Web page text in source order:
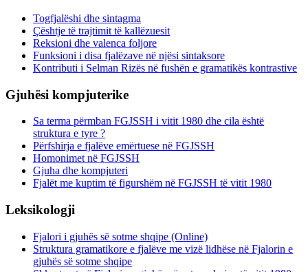
Togfjalëshi dhe sintagma
Çështje të trajtimit të kallëzuesit
Reksioni dhe valenca foljore
Funksioni i disa fjalëzave në njësi sintaksore
Kontributi i Selman Rizës në fushën e gramatikës kontrastive
Gjuhësi kompjuterike
Sa terma përmban FGJSSH i vitit 1980 dhe cila është
struktura e tyre ?
Përfshirja e fjalëve emërtuese në FGJSSH
Homonimet në FGJSSH
Gjuha dhe kompjuteri
Fjalët me kuptim të figurshëm në FGJSSH të vitit 1980
Leksikologji
Fjalori i gjuhës së sotme shqipe (Online)
Struktura gramatikore e fjalëve me vizë lidhëse në Fjalorin e
gjuhës së sotme shqipe